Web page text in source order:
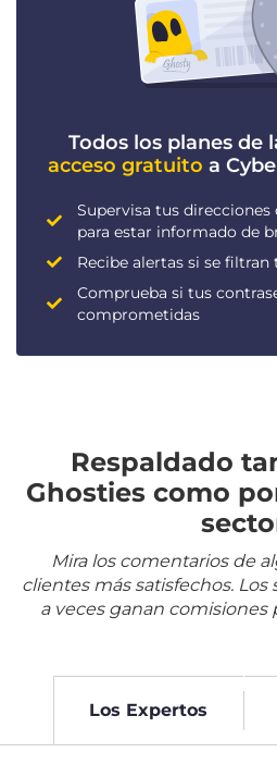
Todos los planes de
acceso gratuito a
Supervisa tus
para estar informado de
Recibe alertas si se filtran
Comprueba si tus
comprometidas
Respaldado
Ghosties como
Mira los comentarios de
clientes más satisfechos.
a veces ganan comisiones
Los Expertos